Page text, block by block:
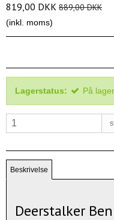
819,00 DKK 889,00 DKK
(inkl. moms)
Lagerstatus: På lager
Beskrivelse
Deerstalker